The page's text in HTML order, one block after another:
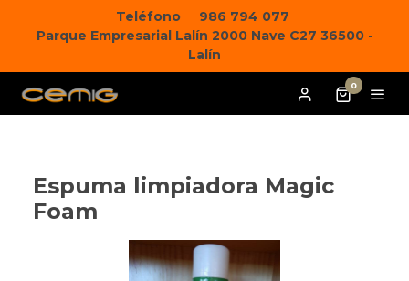
Teléfono
986 794 077
Parque Empresarial Lalín 2000 Nave C27 36500 -
Lalín
0
Espuma limpiadora Magic
Foam